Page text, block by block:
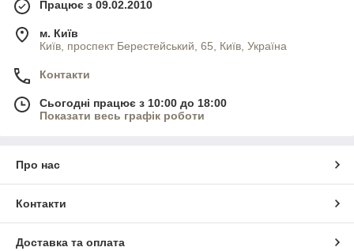
Працює з 09.02.2010
м. Київ
Київ, проспект Берестейський, 65, Київ, Україна
Контакти
Сьогодні працює з 10:00 до 18:00
Показати весь графік роботи
Про нас
Контакти
Доставка та оплата